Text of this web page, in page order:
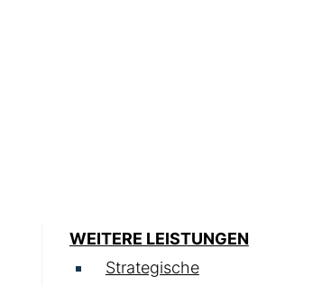
WEITERE LEISTUNGEN
Strategische